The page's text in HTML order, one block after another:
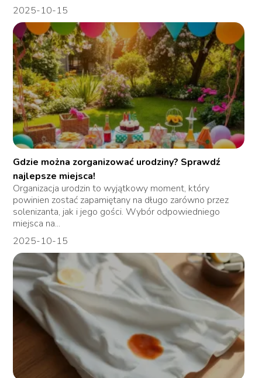
2025-10-15
Gdzie można zorganizować urodziny? Sprawdź
najlepsze miejsca!
Organizacja urodzin to wyjątkowy moment, który
powinien zostać zapamiętany na długo zarówno przez
solenizanta, jak i jego gości. Wybór odpowiedniego
miejsca na...
2025-10-15